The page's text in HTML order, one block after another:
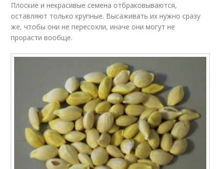
Плоские и некрасивые семена отбраковываются,
оставляют только крупные. Высаживать их нужно сразу
же, чтобы они не пересохли, иначе они могут не
прорасти вообще.